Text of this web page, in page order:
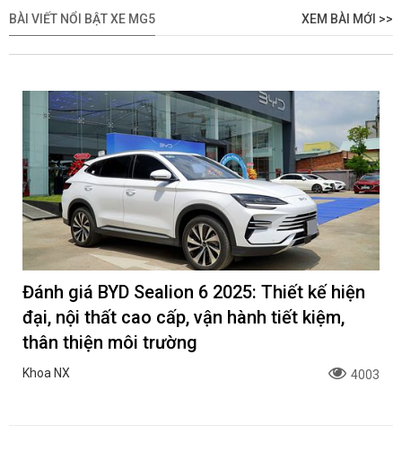
BÀI VIẾT NỔI BẬT XE MG5 XEM BÀI MỚI >>
Đánh giá BYD Sealion 6 2025: Thiết kế hiện
đại, nội thất cao cấp, vận hành tiết kiệm,
thân thiện môi trường
Khoa NX 4003